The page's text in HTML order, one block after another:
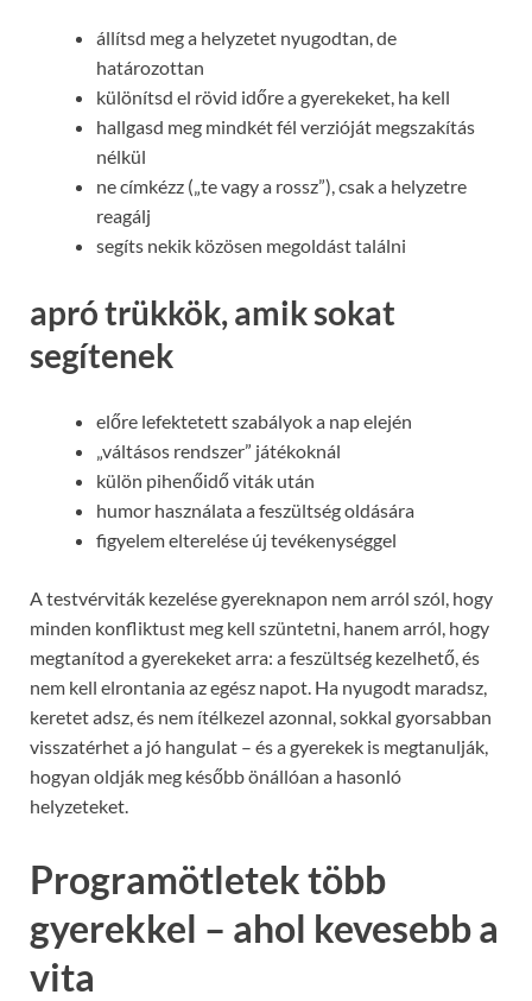
állítsd meg a helyzetet nyugodtan, de
határozottan
különítsd el rövid időre a gyerekeket, ha kell
hallgasd meg mindkét fél verzióját megszakítás
nélkül
ne címkézz („te vagy a rossz”), csak a helyzetre
reagálj
segíts nekik közösen megoldást találni
apró trükkök, amik sokat
segítenek
előre lefektetett szabályok a nap elején
„váltásos rendszer” játékoknál
külön pihenőidő viták után
humor használata a feszültség oldására
figyelem elterelése új tevékenységgel
A testvérviták kezelése gyereknapon nem arról szól, hogy
minden konfliktust meg kell szüntetni, hanem arról, hogy
megtanítod a gyerekeket arra: a feszültség kezelhető, és
nem kell elrontania az egész napot. Ha nyugodt maradsz,
keretet adsz, és nem ítélkezel azonnal, sokkal gyorsabban
visszatérhet a jó hangulat – és a gyerekek is megtanulják,
hogyan oldják meg később önállóan a hasonló
helyzeteket.
Programötletek több
gyerekkel – ahol kevesebb a
vita